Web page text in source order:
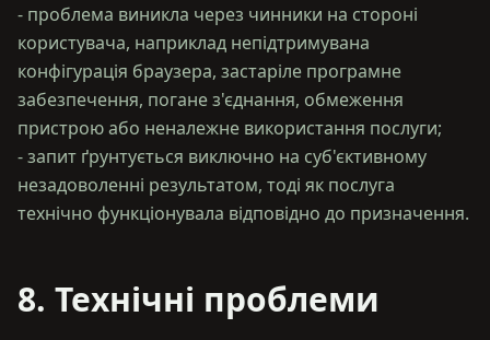
- проблема виникла через чинники на стороні
користувача, наприклад непідтримувана
конфігурація браузера, застаріле програмне
забезпечення, погане з'єднання, обмеження
пристрою або неналежне використання послуги;
- запит ґрунтується виключно на суб'єктивному
незадоволенні результатом, тоді як послуга
8. Технічні проблеми